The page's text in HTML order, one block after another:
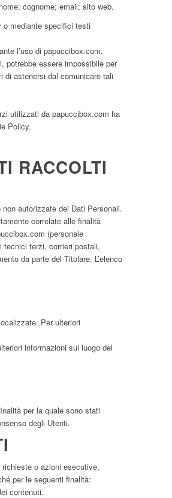
cognome; email; sito web.
o mediante specifici testi
l’uso di papuccibox.com.
potrebbe essere impossibile per
astenersi dal comunicare tali
utilizzati da papuccibox.com ha
Policy.
RACCOLTI
autorizzate dei Dati Personali.
correlate alle finalità
(personale
tecnici terzi, corrieri postali,
da parte del Titolare. L’elenco
Per ulteriori
informazioni sul luogo del
per la quale sono stati
degli Utenti.
o azioni esecutive,
per le seguenti finalità:
contenuti.